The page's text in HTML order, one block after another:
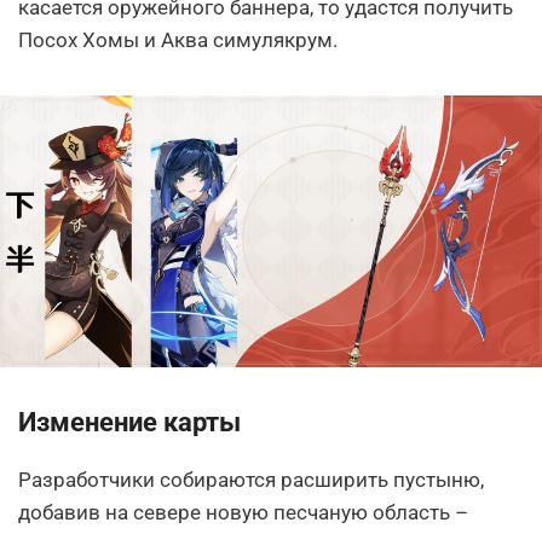
касается оружейного баннера, то удастся получить
Посох Хомы и Аква симулякрум.
Изменение карты
Разработчики собираются расширить пустыню,
добавив на севере новую песчаную область –